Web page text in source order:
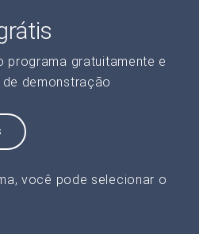
programa gratuitamente e
demonstração
você pode selecionar o